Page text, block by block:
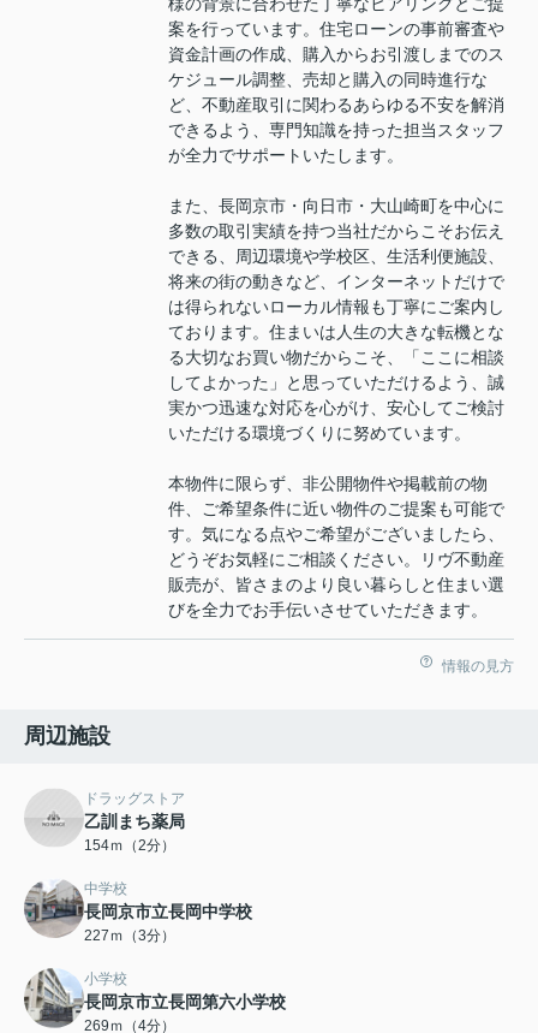
案を行っています。住宅ローンの事前審査や
資金計画の作成、購入からお引渡しまでのス
ケジュール調整、売却と購入の同時進行な
ど、不動産取引に関わるあらゆる不安を解消
できるよう、専門知識を持った担当スタッフ
が全力でサポートいたします。
また、長岡京市・向日市・大山崎町を中心に
多数の取引実績を持つ当社だからこそお伝え
できる、周辺環境や学校区、生活利便施設、
将来の街の動きなど、インターネットだけで
は得られないローカル情報も丁寧にご案内し
ております。住まいは人生の大きな転機とな
る大切なお買い物だからこそ、「ここに相談
してよかった」と思っていただけるよう、誠
実かつ迅速な対応を心がけ、安心してご検討
いただける環境づくりに努めています。
本物件に限らず、非公開物件や掲載前の物
件、ご希望条件に近い物件のご提案も可能で
す。気になる点やご希望がございましたら、
どうぞお気軽にご相談ください。リヴ不動産
販売が、皆さまのより良い暮らしと住まい選
びを全力でお手伝いさせていただきます。
情報の見方
周辺施設
ドラッグストア
乙訓まち薬局
154ｍ（2分）
中学校
長岡京市立長岡中学校
227ｍ（3分）
小学校
長岡京市立長岡第六小学校
269ｍ（4分）